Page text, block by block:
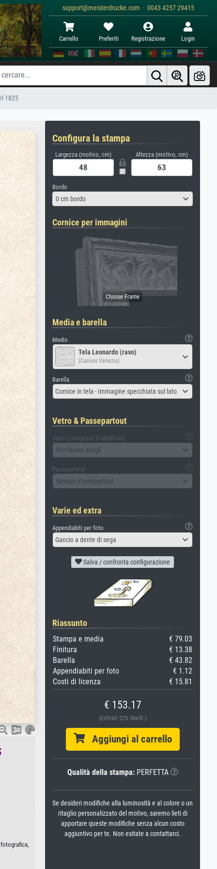
support@meisterdrucke.com · 0043 4257 29415
Carrello Preferiti Registrazione Login
1825
Configura la stampa
Largezza (motivo, cm) Altezza (motivo, cm)
Bordo
0 cm bordo
Cornice per immagini
Media e barella
Medio
Tela Leonardo (raso)
(Canvas Venezia)
Barella
Cornice in tela - Immagine specchiata sul lato
Vetro & Passepartout
Vetro (compreso il tabellone)
Per favore scegli
Passepartout
Nessun Passepartout
Varie ed extra
Appendiabiti per foto
Gancio a dente di sega
Salva / confronta configurazione
Riassunto
Stampa e media
€ 79.03
Finitura
€ 13.38
Barella
€ 43.82
Appendiabiti per foto
€ 1.12
Costi di licenza
€ 15.81
€ 153.17
(Enthält 22% MwSt.)
Aggiungi al carrello
Qualità della stampa:PERFETTA
Se desideri modifiche alla luminosità e al colore o un
ritaglio personalizzato del motivo, saremo lieti di
apportare queste modifiche senza alcun costo
aggiuntivo per te. Non esitate a contattarci.